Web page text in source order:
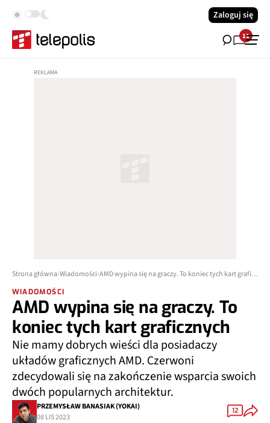
Zaloguj się
11
Strona główna Wiadomości AMD wypina się na graczy. To koniec tych kart graficznych
WIADOMOŚCI
AMD wypina się na graczy. To
koniec tych kart graficznych
Nie mamy dobrych wieści dla posiadaczy
układów graficznych AMD. Czerwoni
zdecydowali się na zakończenie wsparcia swoich
dwóch popularnych architektur.
PRZEMYSŁAW BANASIAK (YOKAI)
08 LIS 2023
12